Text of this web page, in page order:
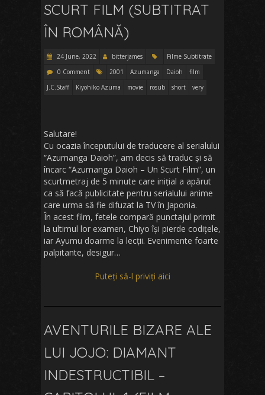
SCURT FILM (SUBTITRAT
ÎN ROMÂNĂ)
24 June, 2022 bitterjames
Filme Subtitrate
0 Comment
2001 Azumanga Daioh
film
J.C.Staff
Kiyohiko Azuma movie rosub short very
Salutare!
Cu ocazia începutului de traducere al serialului
“Azumanga Daioh”, am decis să traduc și să
încarc “Azumanga Daioh – Un Scurt Film”, un
scurtmetraj de 5 minute care inițial a apărut
ca să facă publicitate pentru serialului anime
care urma să fie difuzat la TV în Japonia.
În acest film, fetele compară punctajul primit
la ultimul lor examen, Chiyo își pierde codițele,
iar Ayumu doarme la lecții. Evenimente foarte
palpitante, desigur…
Puteți să-l priviți aici
AVENTURILE BIZARE ALE
LUI JOJO: DIAMANT
INDESTRUCTIBIL –